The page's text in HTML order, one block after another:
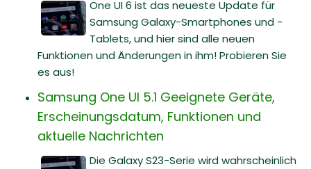
One UI 6 ist das neueste Update für
Samsung Galaxy-Smartphones und -
Tablets, und hier sind alle neuen
Funktionen und Änderungen in ihm! Probieren Sie
es aus!
Samsung One UI 5.1 Geeignete Geräte,
Erscheinungsdatum, Funktionen und
aktuelle Nachrichten
Die Galaxy S23-Serie wird wahrscheinlich